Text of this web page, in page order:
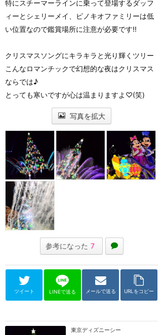
特にスチーマーラインに乗って登場するダッフ
ィーとシェリーメイ、ピノキオファミリーは低
い位置なので鑑賞場所に注意が必要です!!
クリスマスソングにキラキラと光り輝くツリー
こんなロマンチックで幻想的な夜はクリスマス
ならでは♪
とっても寒いですが心は温まりますよ♡(笑)
写真を拡大
参考になった 7
ツイート LINEで送る メールで送る URLをコピー
東京ディズニーシー